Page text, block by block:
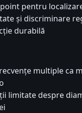
pentru
și discriminare
durabilă
multiple ca
limitate despre